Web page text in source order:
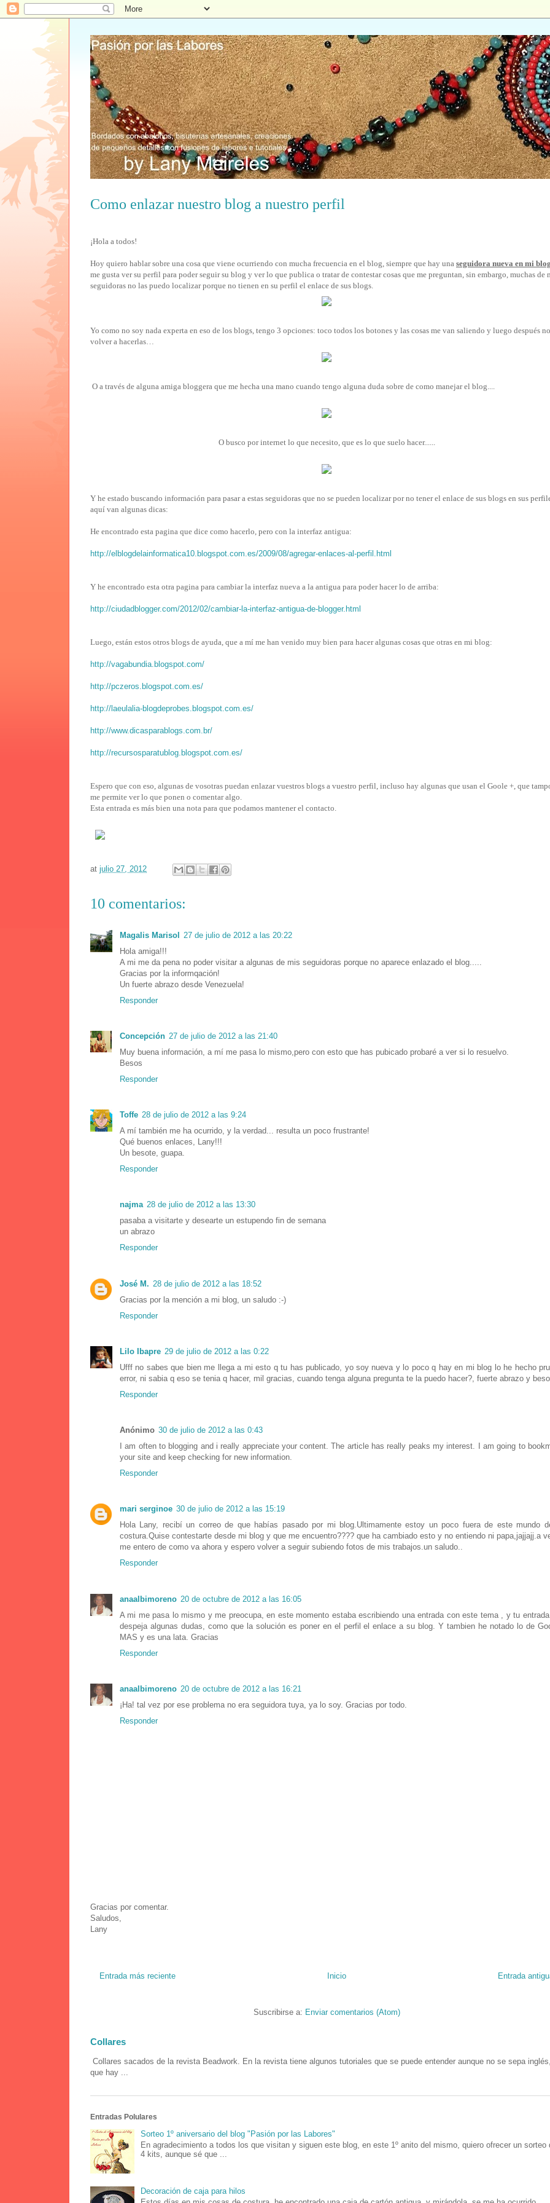
Como enlazar nuestro blog a nuestro perfil
¡Hola a todos!
Hoy quiero hablar sobre una cosa que viene ocurriendo con mucha frecuencia en el blog, siempre que hay una seguidora nueva en mi
me gusta ver su perfil para poder seguir su blog y ver lo que publica o tratar de contestar cosas que me preguntan, sin embargo, muchas de
seguidoras no las puedo localizar porque no tienen en su perfil el enlace de sus blogs.
Yo como no soy nada experta en eso de los blogs, tengo 3 opciones: toco todos los botones y las cosas me van saliendo y luego después
volver a hacerlas…
O a través de alguna amiga bloggera que me hecha una mano cuando tengo alguna duda sobre de como manejar el blog....
O busco por internet lo que necesito, que es lo que suelo hacer......
Y he estado buscando información para pasar a estas seguidoras que no se pueden localizar por no tener el enlace de sus blogs en sus
aquí van algunas dicas:
He encontrado esta pagina que dice como hacerlo, pero con la interfaz antigua:
http://elblogdelainformatica10.blogspot.com.es/2009/08/agregar-enlaces-al-perfil.html
Y he encontrado esta otra pagina para cambiar la interfaz nueva a la antigua para poder hacer lo de arriba:
http://ciudadblogger.com/2012/02/cambiar-la-interfaz-antigua-de-blogger.html
Luego, están estos otros blogs de ayuda, que a mí me han venido muy bien para hacer algunas cosas que otras en mi blog:
http://vagabundia.blogspot.com/
http://pczeros.blogspot.com.es/
http://laeulalia-blogdeprobes.blogspot.com.es/
http://www.dicasparablogs.com.br/
http://recursosparatublog.blogspot.com.es/
Espero que con eso, algunas de vosotras puedan enlazar vuestros blogs a vuestro perfil, incluso hay algunas que usan el Goole +, que
me permite ver lo que ponen o comentar algo.
Esta entrada es más bien una nota para que podamos mantener el contacto.
at julio 27, 2012
10 comentarios:
Magalis Marisol 27 de julio de 2012 a las 20:22
Hola amiga!!!
A mi me da pena no poder visitar a algunas de mis seguidoras porque no aparece enlazado el blog.....
Gracias por la informqación!
Un fuerte abrazo desde Venezuela!
Responder
Concepción 27 de julio de 2012 a las 21:40
Muy buena información, a mí me pasa lo mismo,pero con esto que has pubicado probaré a ver si lo resuelvo.
Besos
Responder
Toffe 28 de julio de 2012 a las 9:24
A mí también me ha ocurrido, y la verdad... resulta un poco frustrante!
Qué buenos enlaces, Lany!!!
Un besote, guapa.
Responder
najma 28 de julio de 2012 a las 13:30
pasaba a visitarte y desearte un estupendo fin de semana
un abrazo
Responder
José M. 28 de julio de 2012 a las 18:52
Gracias por la mención a mi blog, un saludo :-)
Responder
Lilo Ibapre 29 de julio de 2012 a las 0:22
Ufff no sabes que bien me llega a mi esto q tu has publicado, yo soy nueva y lo poco q hay en mi blog lo he hecho
error, ni sabia q eso se tenia q hacer, mil gracias, cuando tenga alguna pregunta te la puedo hacer?, fuerte abrazo y
Responder
Anónimo 30 de julio de 2012 a las 0:43
I am often to blogging and i really appreciate your content. The article has really peaks my interest. I am going to
your site and keep checking for new information.
Responder
mari serginoe 30 de julio de 2012 a las 15:19
Hola Lany, recibí un correo de que habías pasado por mi blog.Ultimamente estoy un poco fuera de este mundo
costura.Quise contestarte desde mi blog y que me encuentro???? que ha cambiado esto y no entiendo ni papa,jajjajj.a
me entero de como va ahora y espero volver a seguir subiendo fotos de mis trabajos.un saludo..
Responder
anaalbimoreno 20 de octubre de 2012 a las 16:05
A mi me pasa lo mismo y me preocupa, en este momento estaba escribiendo una entrada con este tema , y tu
despeja algunas dudas, como que la solución es poner en el perfil el enlace a su blog. Y tambien he notado lo de
MAS y es una lata. Gracias
Responder
anaalbimoreno 20 de octubre de 2012 a las 16:21
¡Ha! tal vez por ese problema no era seguidora tuya, ya lo soy. Gracias por todo.
Responder
Gracias por comentar.
Saludos,
Lany
Entrada más reciente Entrada
Inicio
Suscribirse a: Enviar comentarios (Atom)
Collares
Collares sacados de la revista Beadwork. En la revista tiene algunos tutoriales que se puede entender aunque no se sepa
que hay ...
Entradas Polulares
Sorteo 1º aniversario del blog "Pasión por las Labores"
En agradecimiento a todos los que visitan y siguen este blog, en este 1º anito del mismo, quiero ofrecer un sorteo
4 kits, aunque sé que ...
Decoración de caja para hilos